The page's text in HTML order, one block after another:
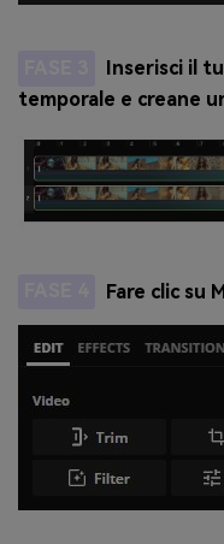
Inserisci il
temporale e creane
Fare clic su